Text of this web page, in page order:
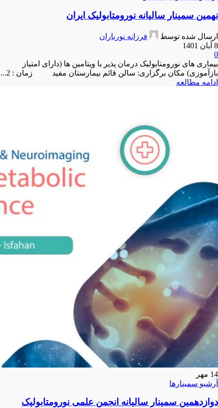
نهمین سمینار سالیانه نورومتابولیک ایران
ارسال شده توسط
فرزانه نورباران
8 آبان 1401
0
بیماری های نورومتابولیک درمان پذیر با ویتامین ها (دارای امتیاز
بازآموزی) مکان برگزاری: سالن قائم بیمارستان مفید زمان : 2...
ادامه مطالعه
14 مهر
آرشیو سمینارها
دوازدهمین سمینار سالیانه انجمن علمی نورومتابولیک